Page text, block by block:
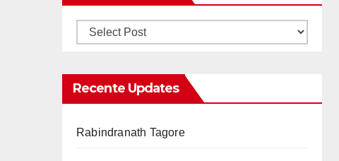
Recente Updates
Rabindranath Tagore